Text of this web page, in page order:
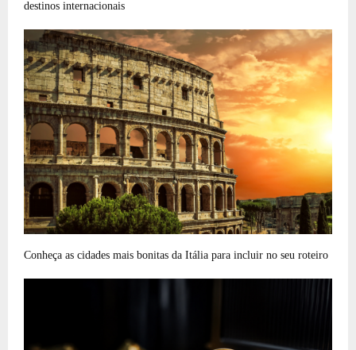
destinos internacionais
Conheça as cidades mais bonitas da Itália para incluir no seu roteiro